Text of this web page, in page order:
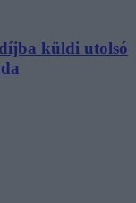
küldi utolsó